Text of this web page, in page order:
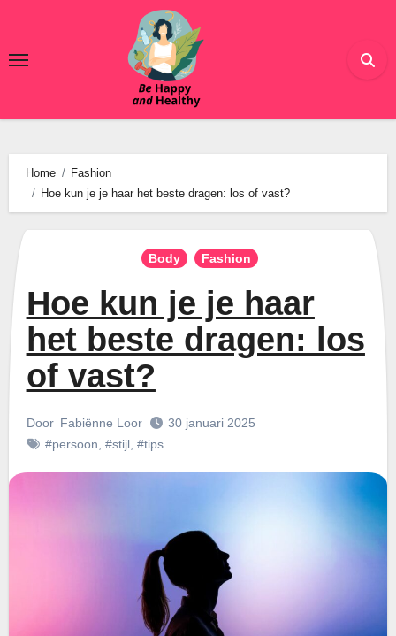
de
Home
Fashion
Hoe kun je je haar het beste dragen: los of vast?
Body Fashion
Hoe kun je je haar
het beste dragen: los
of vast?
Door Fabiënne Loor
30 januari 2025
#persoon #stijl, #tips